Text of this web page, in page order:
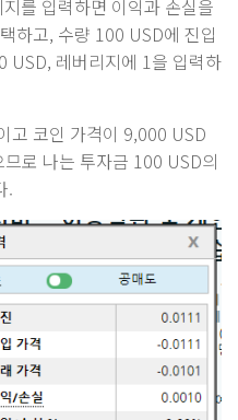
를 입력하면 이익과 손실을
하고, 수량 100 USD에 진입
USD, 레버리지에 1을 입력하
고 코인 가격이 9,000 USD
로 나는 투자금 100 USD의
.